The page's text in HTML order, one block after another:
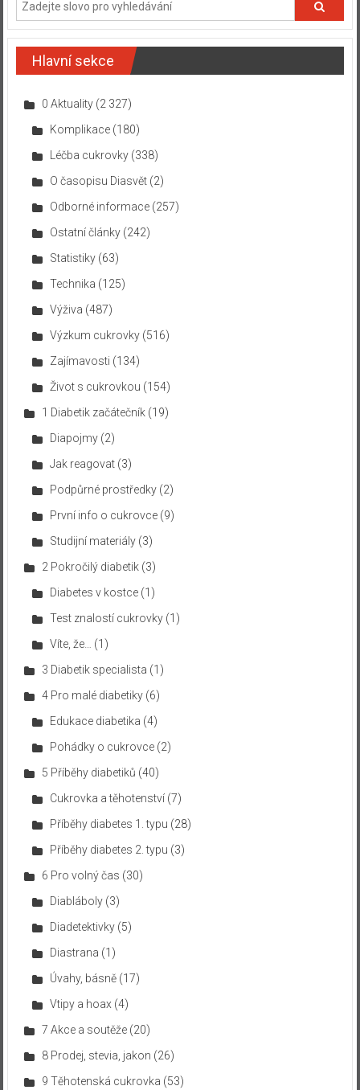
Hlavní sekce
0 Aktuality(2 327)
Komplikace(180)
Léčba cukrovky(338)
O časopisu Diasvět(2)
Odborné informace(257)
Ostatní články(242)
Statistiky(63)
Technika (125)
Výživa (487)
Výzkum cukrovky(516)
Zajímavosti (134)
Život s cukrovkou (154)
1 Diabetik začátečník(19)
Diapojmy(2)
Jak reagovat(3)
Podpůrné prostředky(2)
První info o cukrovce(9)
Studijní materiály(3)
2 Pokročilý diabetik(3)
Diabetes v kostce(1)
Test znalostí cukrovky(1)
Víte, že…
(1)
3 Diabetik specialista (1)
4 Pro malé diabetiky(6)
Edukace diabetika (4)
Pohádky o cukrovce(2)
5 Příběhy diabetiků (40)
Cukrovka a těhotenství(7)
Příběhy diabetes 1. typu (28)
Příběhy diabetes 2. typu (3)
6 Pro volný čas (30)
Diabláboly(3)
Diadetektivky(5)
Diastrana (1)
Úvahy, básně(17)
Vtipy a hoax (4)
7 Akce a soutěže(20)
8 Prodej, stevia, jakon (26)
9 Těhotenská cukrovka (53)